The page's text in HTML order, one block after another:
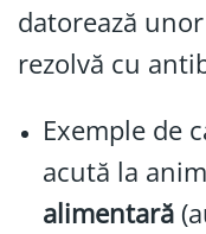
datorează
rezolvă cu
Exemple de
acută la
alimentară